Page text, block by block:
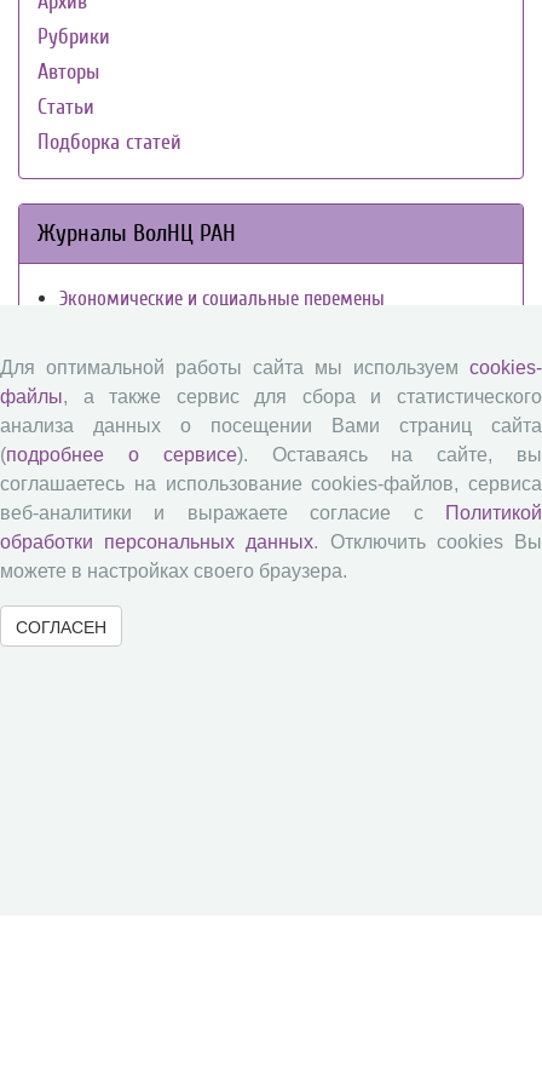
Рубрики
Авторы
Статьи
Подборка статей
Журналы ВолНЦ РАН
Экономические и социальные перемены
Вопросы территориального развития
Социальное пространство
Юный экономист
АгроЗооТехника
Для оптимальной работы сайта мы используем cookies-
файлы, а также сервис для сбора и статистического
анализа данных о посещении Вами страниц сайта
(подробнее о сервисе). Оставаясь на сайте, вы
соглашаетесь на использование cookies-файлов, сервиса
веб-аналитики и выражаете согласие с
Политикой
обработки персональных данных. Отключить cookies Вы
можете в настройках своего браузера.
СОГЛАСЕН